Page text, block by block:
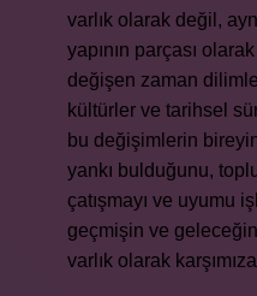
varlık olarak değil,
yapının parçası
değişen zaman
kültürler ve tarihsel
bu değişimlerin
yankı bulduğunu,
çatışmayı ve uyumu
geçmişin ve
varlık olarak